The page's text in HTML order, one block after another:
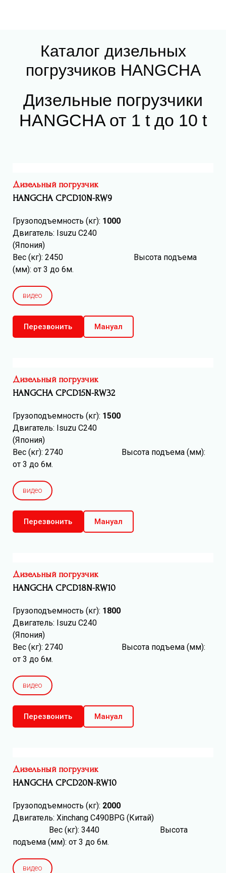
Каталог дизельных
погрузчиков HANGCHA
Дизельные погрузчики
HANGCHA от 1 t до 10 t
Дизельный погрузчик
HANGCHA CPCD10N-RW9
Грузоподъемность (кг): 1000
Двигатель: Isuzu C240
(Япония)
Вес (кг): 2450 Высота подъема
(мм): от 3 до 6м.
видео
Перезвонить Мануал
Дизельный погрузчик
HANGCHA CPCD15N-RW32
Грузоподъемность (кг): 1500
Двигатель: Isuzu C240
(Япония)
Вес (кг): 2740 Высота подъема (мм):
от 3 до 6м.
видео
Перезвонить Мануал
Дизельный погрузчик
HANGCHA CPCD18N-RW10
Грузоподъемность (кг): 1800
Двигатель: Isuzu C240
(Япония)
Вес (кг): 2740 Высота подъема (мм):
от 3 до 6м.
видео
Перезвонить Мануал
Дизельный погрузчик
HANGCHA CPCD20N-RW10
Грузоподъемность (кг): 2000
Двигатель: Xinchang C490BPG (Китай)
Вес (кг): 3440 Высота
подъема (мм): от 3 до 6м.
видео